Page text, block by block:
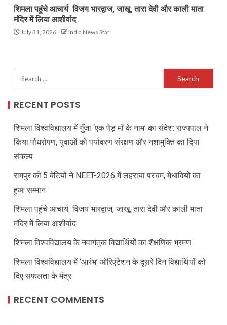
शिमला पहुंचे आचार्य विजय भारद्वाज, जाखू, तारा देवी और काली माता
मंदिर में लिया आशीर्वाद
July 31, 2026 India News Star
RECENT POSTS
शिमला विश्वविद्यालय में गुँजा ‘एक पेड़ माँ के नाम’ का संदेश: राज्यपाल ने
किया पौधरोपण, युवाओं को पर्यावरण संरक्षण और नशामुक्ति का दिया
संकल्प
रामपुर की 5 बेटियों ने NEET-2026 में लहराया परचम, मेधावियों का
हुआ सम्मान
शिमला पहुंचे आचार्य विजय भारद्वाज, जाखू, तारा देवी और काली माता
मंदिर में लिया आशीर्वाद
शिमला विश्वविद्यालय के नवागंतुक विद्यार्थियों का शैक्षणिक भ्रमण:
शिमला विश्वविद्यालय में ‘आरंभ’ ओरिएंटेशन के दूसरे दिन विद्यार्थियों को
दिए सफलता के मंत्र
RECENT COMMENTS